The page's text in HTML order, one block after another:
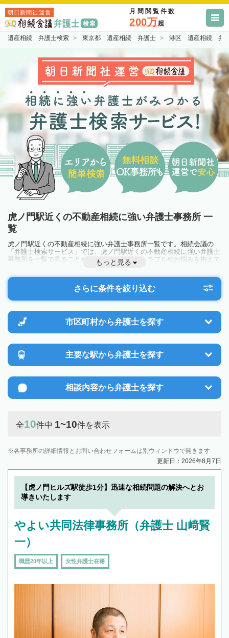
朝日新聞社運営 月間閲覧件数
200万超
遺産相続 弁護士検索 東京都 遺産相続 弁護士 港区 遺産相続 弁
虎ノ門駅近くの不動産相続に強い弁護士事務所 一
覧
虎ノ門駅近くの不動産相続に強い弁護士事務所一覧です。相続会議の
「弁護士検索サービス」では、虎ノ門駅近くの不動産相続に強い弁護士
事務所を一覧で見ることが出来ます。相続のトラブルやお悩みを抱えて
いる方は一度近隣の弁護士に相談してみましょう。
もっと見る
さらに条件を絞り込む
市区町村から弁護士を探す
主要な駅から弁護士を探す
相談内容から弁護士を探す
全10件中 1~10件を表示
各事務所の詳細情報とお問い合わせフォームは別ウィンドウで開きます
更新日：2026年8月7日
【虎ノ門ヒルズ駅徒歩1分】迅速な相続問題の解決へとお
導きいたします
やよい共同法律事務所（弁護士 山﨑賢
一）
職歴20年以上 女性弁護士在籍